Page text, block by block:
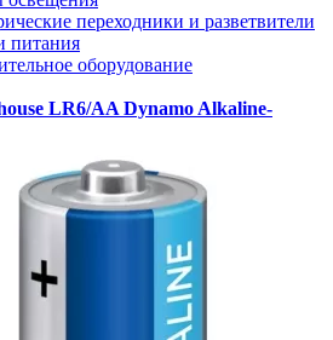
переходники и разветвители
питания
оборудование
LR6/AA Dynamo Alkaline-